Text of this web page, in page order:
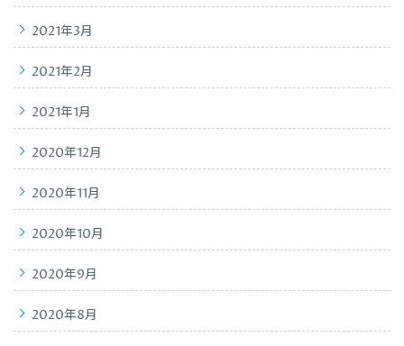
2021年3月
2021年2月
2021年1月
2020年12月
2020年11月
2020年10月
2020年9月
2020年8月